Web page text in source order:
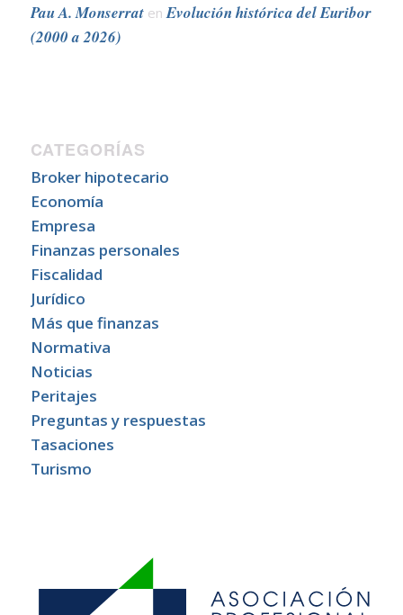
Pau A. MonserratenEvolución histórica del Euribor
(2000 a 2026)
CATEGORÍAS
Broker hipotecario
Economía
Empresa
Finanzas personales
Fiscalidad
Jurídico
Más que finanzas
Normativa
Noticias
Peritajes
Preguntas y respuestas
Tasaciones
Turismo